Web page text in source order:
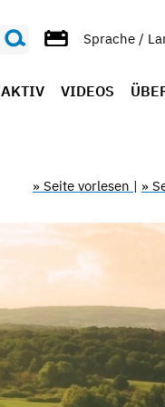
Sprache /
AKTIV VIDEOS
» Seite vorlesen | »